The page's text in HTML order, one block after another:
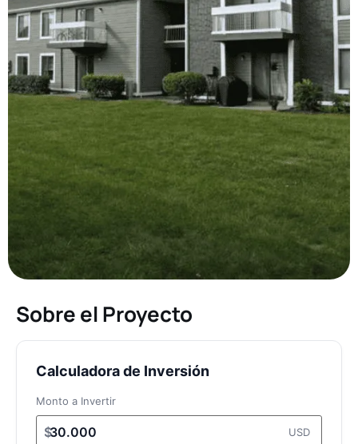
Sobre el Proyecto
Calculadora de Inversión
Monto a Invertir
$ USD